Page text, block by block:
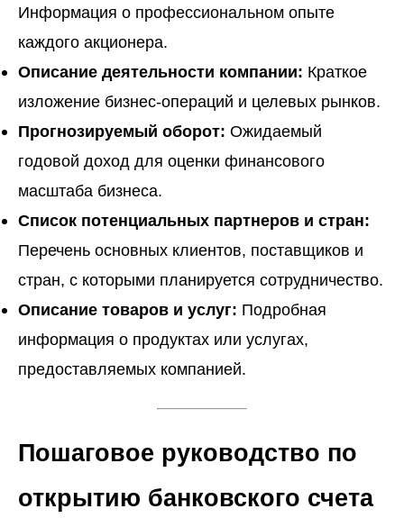
Информация о профессиональном опыте
каждого акционера.
Описание деятельности компании: Краткое
изложение бизнес-операций и целевых рынков.
Прогнозируемый оборот: Ожидаемый
годовой доход для оценки финансового
масштаба бизнеса.
Список потенциальных партнеров и стран:
Перечень основных клиентов, поставщиков и
стран, с которыми планируется сотрудничество.
Описание товаров и услуг: Подробная
информация о продуктах или услугах,
предоставляемых компанией.
Пошаговое руководство по
открытию банковского счета